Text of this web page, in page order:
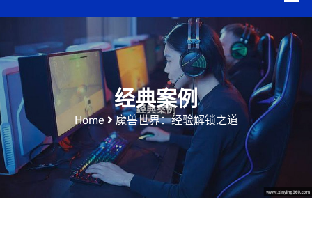
经典案例
Home 魔兽世界：经验解锁之道